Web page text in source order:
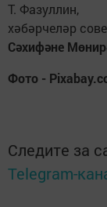
Т. Фазуллин,
хәбәрчеләр
Сәхифәне
Фото -
Следите за
Telegram-